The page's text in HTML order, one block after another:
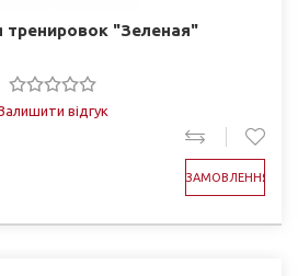
тренировок "Зеленая"
відгук
ЗАМОВЛЕННЯ